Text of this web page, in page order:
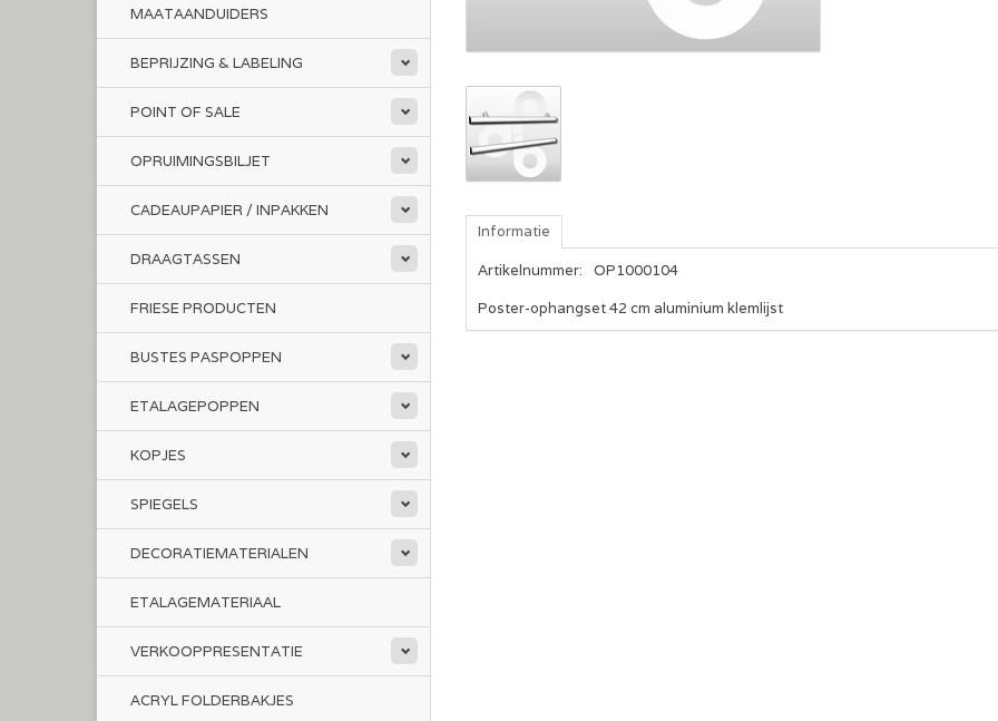
MAATAANDUIDERS
BEPRIJZING & LABELING
POINT OF SALE
OPRUIMINGSBILJET
CADEAUPAPIER / INPAKKEN
DRAAGTASSEN
FRIESE PRODUCTEN
BUSTES PASPOPPEN
ETALAGEPOPPEN
KOPJES
SPIEGELS
DECORATIEMATERIALEN
ETALAGEMATERIAAL
VERKOOPPRESENTATIE
ACRYL FOLDERBAKJES
Informatie
Artikelnummer:
OP1000104
Poster-ophangset 42 cm aluminium klemlijst